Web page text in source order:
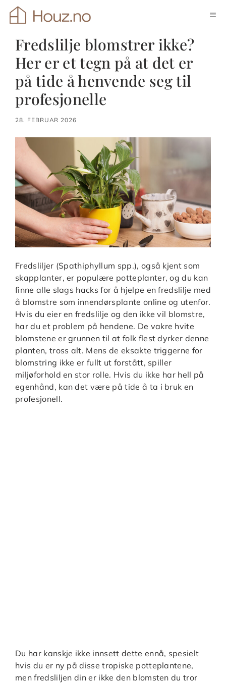
Hopp
Fredslilje blomstrer ikke?
Her er et tegn på at det er
på tide å henvende seg til
profesjonelle
28. FEBRUAR 2026
Fredsliljer (Spathiphyllum spp.), også kjent som
skapplanter, er populære potteplanter, og du kan
finne alle slags hacks for å hjelpe en fredslilje med
å blomstre som innendørsplante online og utenfor.
Hvis du eier en fredslilje og den ikke vil blomstre,
har du et problem på hendene. De vakre hvite
blomstene er grunnen til at folk flest dyrker denne
planten, tross alt. Mens de eksakte triggerne for
blomstring ikke er fullt ut forstått, spiller
miljøforhold en stor rolle. Hvis du ikke har hell på
egenhånd, kan det være på tide å ta i bruk en
profesjonell.
Du har kanskje ikke innsett dette ennå, spesielt
hvis du er ny på disse tropiske potteplantene,
men fredsliljen din er ikke den blomsten du tror